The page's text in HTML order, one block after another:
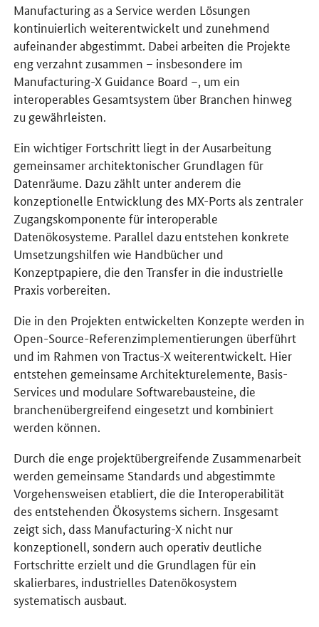
Manufacturing as a Service werden Lösungen
kontinuierlich weiterentwickelt und zunehmend
aufeinander abgestimmt. Dabei arbeiten die Projekte
eng verzahnt zusammen – insbesondere im
Manufacturing-X Guidance Board –, um ein
interoperables Gesamtsystem über Branchen hinweg
zu gewährleisten.
Ein wichtiger Fortschritt liegt in der Ausarbeitung
gemeinsamer architektonischer Grundlagen für
Datenräume. Dazu zählt unter anderem die
konzeptionelle Entwicklung des MX-Ports als zentraler
Zugangskomponente für interoperable
Datenökosysteme. Parallel dazu entstehen konkrete
Umsetzungshilfen wie Handbücher und
Konzeptpapiere, die den Transfer in die industrielle
Praxis vorbereiten.
Die in den Projekten entwickelten Konzepte werden in
Open-Source-Referenzimplementierungen überführt
und im Rahmen von Tractus-X weiterentwickelt. Hier
entstehen gemeinsame Architekturelemente, Basis-
Services und modulare Softwarebausteine, die
branchenübergreifend eingesetzt und kombiniert
werden können.
Durch die enge projektübergreifende Zusammenarbeit
werden gemeinsame Standards und abgestimmte
Vorgehensweisen etabliert, die die Interoperabilität
des entstehenden Ökosystems sichern. Insgesamt
zeigt sich, dass Manufacturing-X nicht nur
konzeptionell, sondern auch operativ deutliche
Fortschritte erzielt und die Grundlagen für ein
skalierbares, industrielles Datenökosystem
systematisch ausbaut.